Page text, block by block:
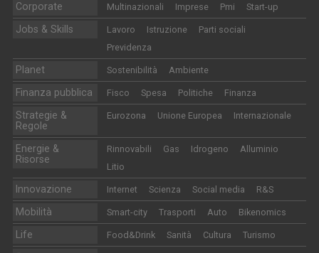
Corporate Multinazionali Imprese Pmi Start-up
Jobs & Skills Lavoro Istruzione
Parti sociali
Previdenza
Planet Sostenibilità Ambiente
Finanza pubblica Fisco Spesa Politiche Finanza
Strategie &
Regole
Eurozona Unione Europea Internazionale
Energie &
Risorse
Rinnovabili Gas Idrogeno
Alluminio
Litio
Innovazione Internet Scienza Social media R&S
Mobilità Smart-city Trasporti Auto Bikenomics
Life Food&Drink Sanità Cultura Turismo